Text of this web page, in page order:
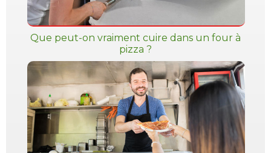
Que peut-on vraiment cuire dans un four à
pizza ?